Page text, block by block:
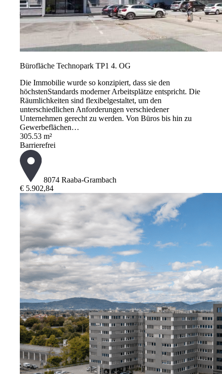
Bürofläche Technopark TP1 4. OG
Die Immobilie wurde so konzipiert, dass sie den
höchstenStandards moderner Arbeitsplätze entspricht. Die
Räumlichkeiten sind flexibelgestaltet, um den
unterschiedlichen Anforderungen verschiedener
Unternehmen gerecht zu werden. Von Büros bis hin zu
Gewerbeflächen…
305.53 m²
Barrierefrei
8074 Raaba-Grambach
€ 5.902,84